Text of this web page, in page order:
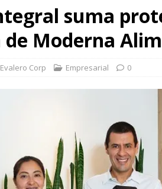
suma
de Moderna
Evalero Corp Empresarial 0